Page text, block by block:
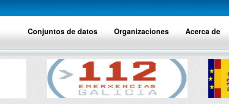
Conjuntos de datos Organizaciones Acerca de